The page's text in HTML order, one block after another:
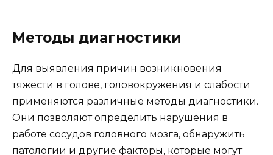
Методы диагностики
Для выявления причин возникновения
тяжести в голове, головокружения и слабости
применяются различные методы диагностики.
Они позволяют определить нарушения в
работе сосудов головного мозга, обнаружить
патологии и другие факторы, которые могут